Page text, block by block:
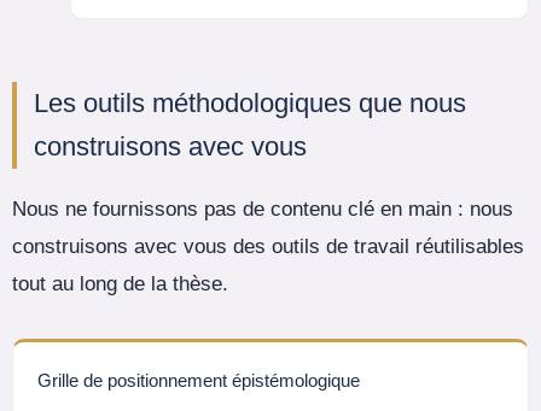
Les outils méthodologiques que nous
construisons avec vous
Nous ne fournissons pas de contenu clé en main : nous
construisons avec vous des outils de travail réutilisables
tout au long de la thèse.
Grille de positionnement épistémologique